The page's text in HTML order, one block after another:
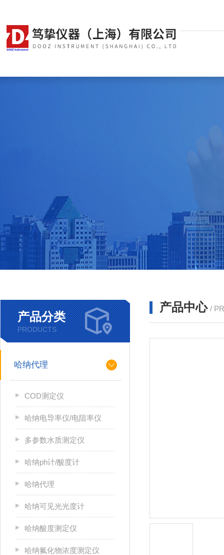
产品分类
PRODUCTS
哈纳代理
COD测定仪
哈纳电导率仪/电阻率仪
多参数水质测定仪
哈纳ph计/酸度计
哈纳代理
哈纳可见光光度计
哈纳酸度测定仪
哈纳氟化物浓度测定仪
产品中心 /